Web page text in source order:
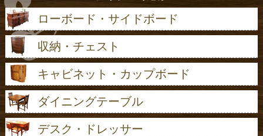
ローボード・サイドボード
収納・チェスト
キャビネット・カップボード
ダイニングテーブル
デスク・ドレッサー